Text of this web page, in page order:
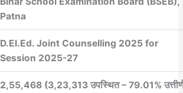
Patna
D.El.Ed. Joint Counselling 2025 for
Session 2025-27
2,55,468 (3,23,313 उपस्थित – 79.01%